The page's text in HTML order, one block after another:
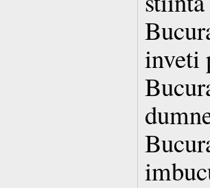
inveti